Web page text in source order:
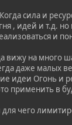
сила и
, идей и т.д.
и
вижу на много
даже малых
идеи Огонь и
применить в
чего